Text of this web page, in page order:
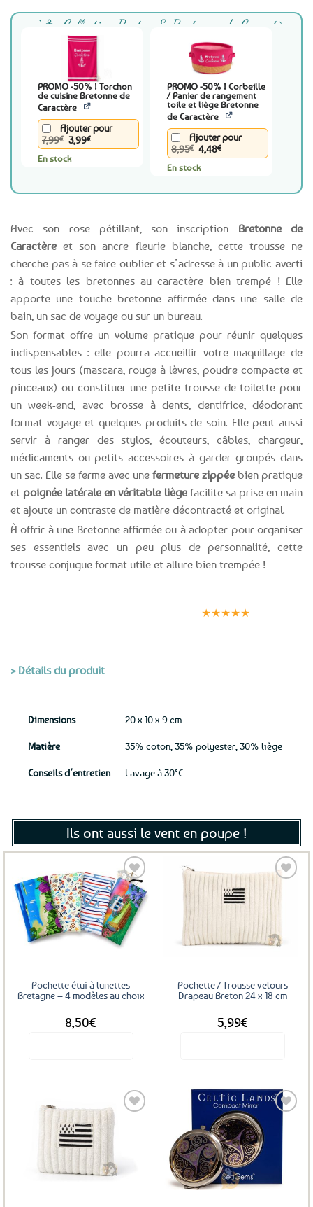
Avec son rose pétillant, son inscription Bretonne de
Caractère et son ancre fleurie blanche, cette trousse ne
cherche pas à se faire oublier et s’adresse à un public averti
: à toutes les bretonnes au caractère bien trempé ! Elle
apporte une touche bretonne affirmée dans une salle de
bain, un sac de voyage ou sur un bureau.
Son format offre un volume pratique pour réunir quelques
indispensables : elle pourra accueillir votre maquillage de
tous les jours (mascara, rouge à lèvres, poudre compacte et
pinceaux) ou constituer une petite trousse de toilette pour
un week-end, avec brosse à dents, dentifrice, déodorant
format voyage et quelques produits de soin. Elle peut aussi
servir à ranger des stylos, écouteurs, câbles, chargeur,
médicaments ou petits accessoires à garder groupés dans
un sac. Elle se ferme avec une fermeture zippée bien pratique
et poignée latérale en véritable liègefacilite sa prise en main
et ajoute un contraste de matière décontracté et original.
À offrir à une Bretonne affirmée ou à adopter pour organiser
ses essentiels avec un peu plus de personnalité, cette
trousse conjugue format utile et allure bien trempée !
Collection Breton & Bretonne de Caractère
PROMO -50% ! Torchon
de cuisine Bretonne de
Caractère
Ajouter pour
7,99€ Le
prix
initial
3,99€Le
prix
En stock
PROMO -50% ! Corbeille
/ Panier de rangement
toile et liège Bretonne
de Caractère
Ajouter pour
8,95€ Le
prix
initial
4,48€Le
prix
En stock
★★★★★
> Détails du produit
Dimensions 20 x 10 x 9 cm
Matière 35% coton, 35% polyester, 30% liège
Conseils d’entretien Lavage à 30°C
Ils ont aussi le vent en poupe !
Ajouter
aux
favoris
Pochette étui à lunettes
Bretagne – 4 modèles au choix
8,50€
plusieurs
peuvent
favoris
Pochette / Trousse velours
Drapeau Breton 24 x 18 cm
5,99€